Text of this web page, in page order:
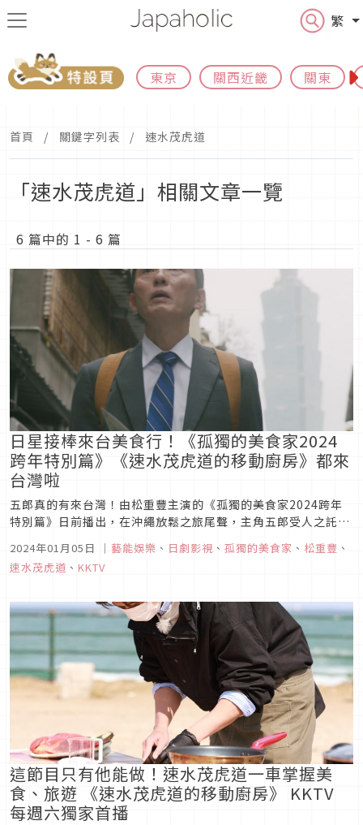
繁
東京 關西近畿 關東
首頁 關鍵字列表 速水茂虎道
「速水茂虎道」相關文章一覽
6 篇中的 1 - 6 篇
日星接棒來台美食行！《孤獨的美食家2024
跨年特別篇》《速水茂虎道的移動廚房》都來
台灣啦
五郎真的有來台灣！由松重豐主演的《孤獨的美食家2024跨年
特別篇》日前播出，在沖繩放鬆之旅尾聲，主角五郎受人之託到
彩蛋般的演出令許多觀眾又驚又喜！另外一位超愛台灣的日星速
水茂虎道也來台拍攝料理節目《速水茂虎道的移動廚房》，透露
2024年01月05日 ｜ 藝能娛樂 、 日劇影視 、 孤獨的美食家 、 松重豐 、
速水茂虎道 、 KKTV
這節目只有他能做！速水茂虎道一車掌握美
食、旅遊 《速水茂虎道的移動廚房》 KKTV
每週六獨家首播